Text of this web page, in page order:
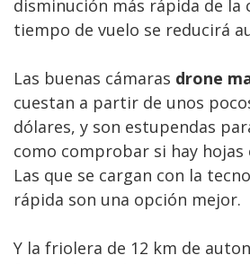
disminución más rápida de la
tiempo de vuelo se reducirá
Las buenas cámaras drone
cuestan a partir de unos
dólares, y son estupendas
como comprobar si hay hojas
Las que se cargan con la
rápida son una opción mejor.
Y la friolera de 12 km de